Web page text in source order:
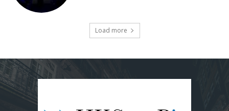
Load more